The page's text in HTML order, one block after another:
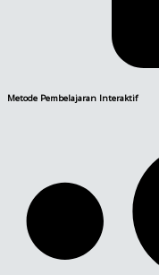
Metode Pembelajaran Interaktif